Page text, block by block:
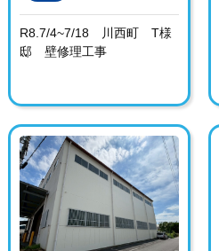
R8.7/4~7/18 川西町 T様
邸 壁修理工事